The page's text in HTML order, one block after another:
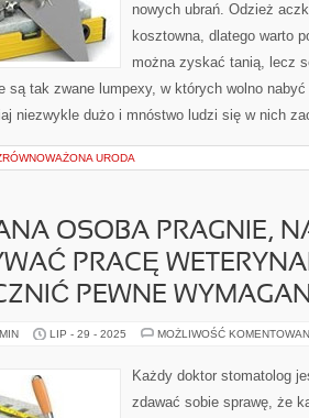
nowych ubrań. Odzież
kosztowna, dlatego warto
można zyskać tanią, lecz
są tak zwane lumpexy, w których wolno
niezwykle dużo i mnóstwo ludzi się w nich
URODA
OSOBA PRAGNIE,
PRACĘ
PEWNE
LIP - 29 - 2025 MOŻLIWOŚĆ
Każdy doktor stomatolog
zdawać sobie sprawę, że